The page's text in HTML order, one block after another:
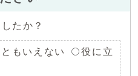
たか？
もいえない
役に立